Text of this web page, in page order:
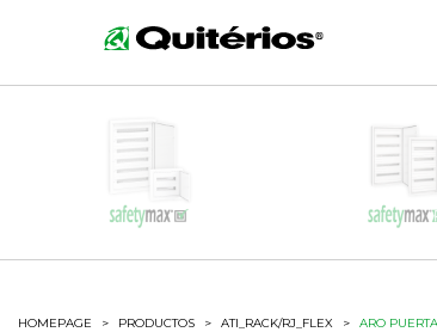
HOMEPAGE > PRODUCTOS > ATI_RACK/RJ_FLEX > ARO